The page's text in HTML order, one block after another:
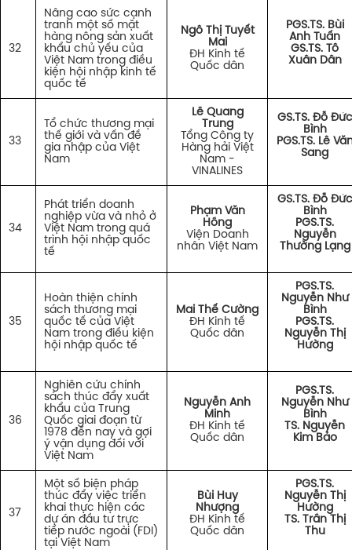
32
Nâng cao sức cạnh
tranh một số mặt
hàng nông sản xuất
khẩu chủ yếu của
Việt Nam trong điều
kiện hội nhập kinh tế
quốc tế
Ngô Thị Tuyết
Mai
ĐH Kinh tế
Quốc dân
PGS.TS. Bùi
Anh Tuấn
GS.TS. Tô
Xuân Dân
33
Tổ chức thương mại
thế giới và vấn đề
gia nhập của Việt
Nam
Lê Quang
Trung
Tổng Công ty
Hàng hải Việt
Nam -
VINALINES
GS.TS. Đỗ Đức
Bình
PGS.TS. Lê
Sang
34
Phát triển doanh
nghiệp vừa và nhỏ ở
Việt Nam trong quá
trình hội nhập quốc
tế
Phạm Văn
Hồng
Viện Doanh
nhân Việt Nam
GS.TS. Đỗ Đức
Bình
PGS.TS.
Nguyễn
Thường Lạng
35
Hoàn thiện chính
sách thương mại
quốc tế của Việt
Nam trong điều kiện
hội nhập quốc tế
Mai Thế Cường
ĐH Kinh tế
Quốc dân
PGS.TS.
Nguyễn Như
Bình
PGS.TS.
Nguyễn Thị
Hường
36
Nghiên cứu chính
sách thúc đẩy xuất
khẩu của Trung
Quốc giai đoạn từ
1978 đến nay và gợi
ý vận dụng đối với
Việt Nam
Nguyễn Anh
Minh
ĐH Kinh tế
Quốc dân
PGS.TS.
Nguyễn Như
Bình
TS. Nguyễn
Kim Bảo
37
Một số biện pháp
thúc đẩy việc triển
khai thực hiện các
dự án đầu tư trực
tiếp nước ngoài (FDI)
tại Việt Nam
Bùi Huy
Nhượng
ĐH Kinh tế
Quốc dân
PGS.TS.
Nguyễn Thị
Hường
TS. Trần Thị
Thu